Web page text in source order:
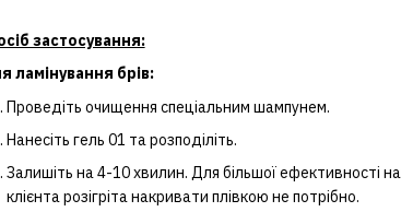
застосування:
ламінування брів:
Проведіть очищення спеціальним шампунем.
Нанесіть гель 01 та розподіліть.
Залишіть на 4-10 хвилин. Для більшої ефективності
клієнта розігріта накривати плівкою не потрібно.